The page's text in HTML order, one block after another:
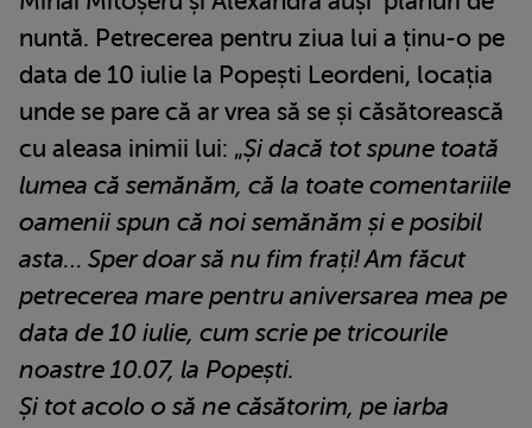
nuntă. Petrecerea pentru ziua lui a ținu-o pe
data de 10 iulie la Popești Leordeni, locația
unde se pare că ar vrea să se și căsătorească
cu aleasa inimii lui: „Și dacă tot spune toată
lumea că semănăm, că la toate comentariile
oamenii spun că noi semănăm și e posibil
asta… Sper doar să nu fim frați! Am făcut
petrecerea mare pentru aniversarea mea pe
data de 10 iulie, cum scrie pe tricourile
noastre 10.07, la Popești.
Și tot acolo o să ne căsătorim, pe iarba